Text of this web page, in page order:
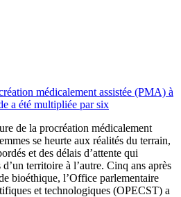
médicalement assistée (PMA) à
a été multipliée par six
de la procréation médicalement
se heurte aux réalités du terrain,
et des délais d’attente qui
territoire à l’autre. Cinq ans après
bioéthique, l’Office parlementaire
et technologiques (OPECST) a